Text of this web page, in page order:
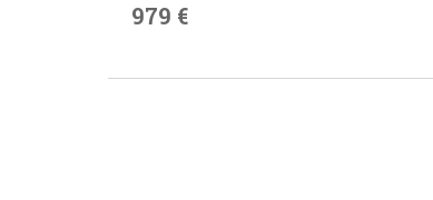
979 €